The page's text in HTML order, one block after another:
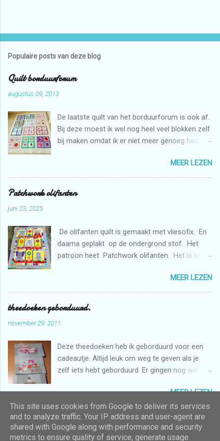
Populaire posts van deze blog
Quilt borduurforum
augustus 09, 2013
De laatste quilt van het borduurforum is ook af.
Bij deze moest ik wel nog heel veel blokken zelf
bij maken omdat ik er niet meer genoeg had.
borduren met de borduurmachine. Deze quilt is
weer bestemd voor de stichting Verdanda.
MEER LEZEN
Patchwork olifanten
juni 23, 2025
De olifanten quilt is gemaakt met vliesofix. En
daarna geplakt op de ondergrond stof. Het
patroon heet Patchwork olifanten. Het is leuk
de borduurmachine. De quilt is doorgequilt uit
de vrije hand met de naaimachine. En
gedeeltelijk met rulers.
MEER LEZEN
theedoeken geborduurd.
november 29, 2011
Deze theedoeken heb ik geborduurd voor een
cadeautje. Altijd leuk om weg te geven als je
zelf iets hebt geborduurd. Er gingen nog wel
Want er zijn heel veel kleurwisselingen in de
patronen.
MEER LEZEN
Mogelijk gemaakt door Blogger
This site uses cookies from Google to deliver its services
and to analyze traffic. Your IP address and user-agent are
shared with Google along with performance and security
metrics to ensure quality of service, generate usage